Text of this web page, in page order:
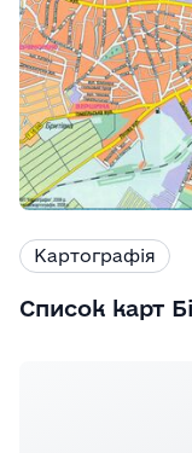
Картографія
Список карт